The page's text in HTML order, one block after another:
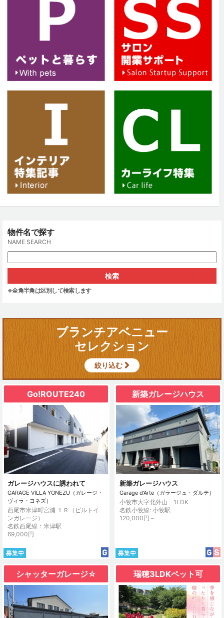
物件名で探す
NAME SEARCH
※全角半角は区別して検索します
ブランチアベニュー
セレクション
絞り込む
Go!ROUTE240
ガレージハウスに誘われて
GARAGE VILLA YONEZU（ガレージ・
ヴィラ・ヨネズ）
西尾市米津町宮浦 １Ｒ（ビルトイ
ンガレージ）
名鉄西尾線：米津駅
69,000円
新築ガレージハウス
新築ガレージハウス
Garage d’Arte（ガラージュ・ダルテ）
小牧市大字北外山 1LDK
名鉄小牧線: 小牧駅
120,000円～
シャッターガレージ☆ 瑞穂3LDKペット可